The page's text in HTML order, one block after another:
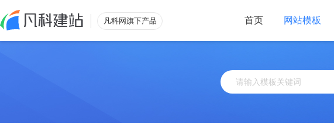
凡科网旗下产品 首页 网站模板